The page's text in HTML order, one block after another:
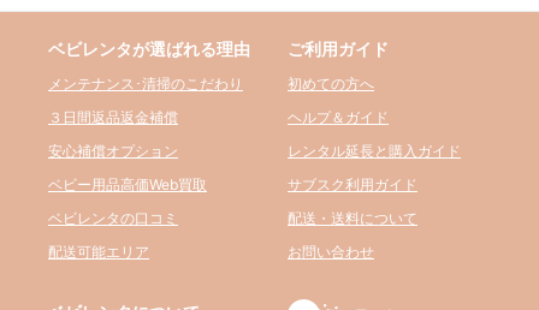
ベビレンタが選ばれる理由
メンテナンス･清掃のこだわり
３日間返品返金補償
安心補償オプション
ベビー用品高価Web買取
ベビレンタの口コミ
配送可能エリア
ご利用ガイド
初めての方へ
ヘルプ＆ガイド
レンタル延長と購入ガイド
サブスク利用ガイド
配送・送料について
お問い合わせ